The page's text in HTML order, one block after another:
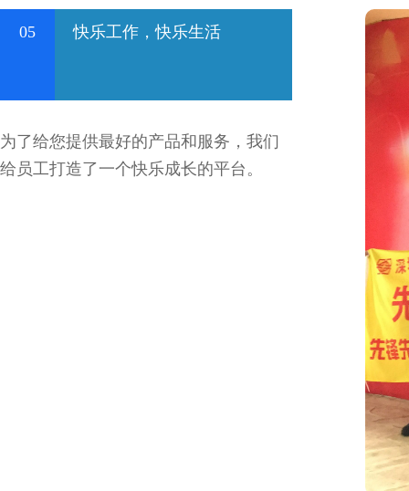
05 快乐工作，快乐生活
为了给您提供最好的产品和服务，我们
给员工打造了一个快乐成长的平台。